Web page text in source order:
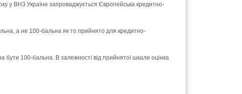
у ВНЗ України запроваджується Європейська кредитно-
а не 100-бальна як то прийнято для кредитно-
бути 100-бальна. В залежності від прийнятої шкали оцінка